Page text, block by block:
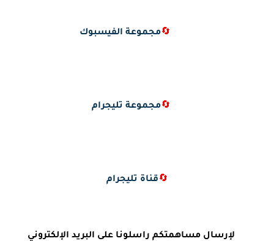
🔄مجموعة الفيسبوك
🔄مجموعة تليجرام
🔄قناة تليجرام
لإرسال مساهمتكم راسلونا على البريد الإلكتروني